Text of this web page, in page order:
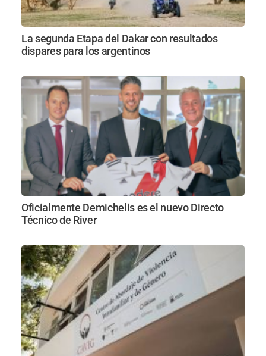
La segunda Etapa del Dakar con resultados
dispares para los argentinos
Oficialmente Demichelis es el nuevo Directo
Técnico de River